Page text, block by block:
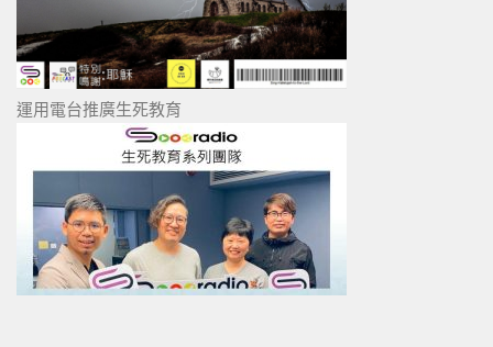
運用電台推廣生死教育